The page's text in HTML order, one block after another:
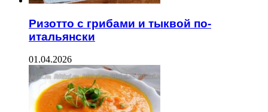
Ризотто с грибами и тыквой по-
итальянски
01.04.2026